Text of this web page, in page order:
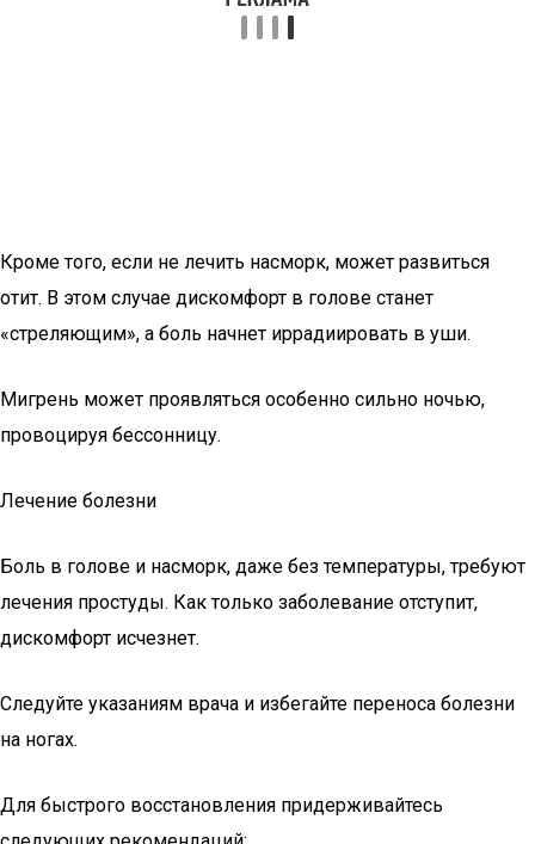
Кроме того, если не лечить насморк, может развиться
отит. В этом случае дискомфорт в голове станет
«стреляющим», а боль начнет иррадиировать в уши.
Мигрень может проявляться особенно сильно ночью,
провоцируя бессонницу.
Лечение болезни
Боль в голове и насморк, даже без температуры, требуют
лечения простуды. Как только заболевание отступит,
дискомфорт исчезнет.
Следуйте указаниям врача и избегайте переноса болезни
на ногах.
Для быстрого восстановления придерживайтесь